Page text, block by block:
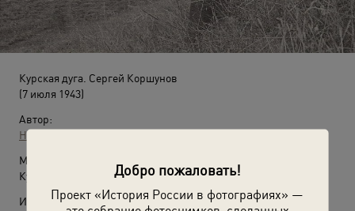
Добро пожаловать!
Проект «История России в фотографиях» —
Курская дуга. Сергей Коршунов
(7 июля 1943)
Автор:
Неизвестный автор
Место съемки:
Курская обл.
Источники: